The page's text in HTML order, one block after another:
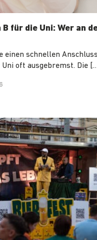
für die Uni: Wer an
einen schnellen
oft ausgebremst. Die